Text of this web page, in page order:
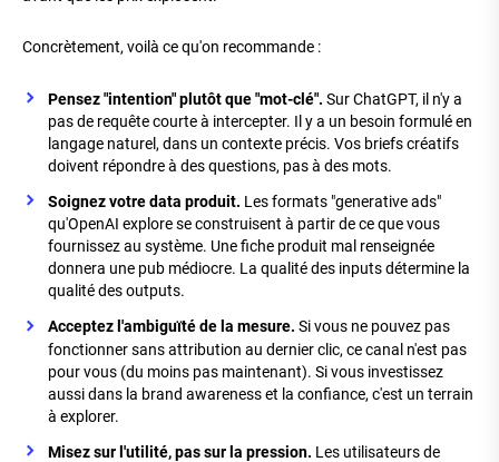
Concrètement, voilà ce qu'on recommande :
Pensez "intention" plutôt que "mot-clé". Sur ChatGPT, il n'y a
pas de requête courte à intercepter. Il y a un besoin formulé en
langage naturel, dans un contexte précis. Vos briefs créatifs
doivent répondre à des questions, pas à des mots.
Soignez votre data produit. Les formats "generative ads"
qu'OpenAI explore se construisent à partir de ce que vous
fournissez au système. Une fiche produit mal renseignée
donnera une pub médiocre. La qualité des inputs détermine la
qualité des outputs.
Acceptez l'ambiguïté de la mesure. Si vous ne pouvez pas
fonctionner sans attribution au dernier clic, ce canal n'est pas
pour vous (du moins pas maintenant). Si vous investissez
aussi dans la brand awareness et la confiance, c'est un terrain
à explorer.
Misez sur l'utilité, pas sur la pression. Les utilisateurs de